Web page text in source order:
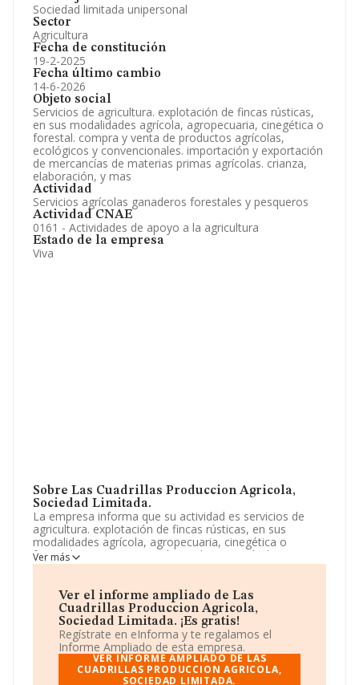
Sociedad limitada unipersonal
Sector
Agricultura
Fecha de constitución
19-2-2025
Fecha último cambio
14-6-2026
Objeto social
Servicios de agricultura. explotación de fincas rústicas,
en sus modalidades agrícola, agropecuaria, cinegética o
forestal. compra y venta de productos agrícolas,
ecológicos y convencionales. importación y exportación
de mercancías de materias primas agrícolas. crianza,
elaboración, y mas
Actividad
Servicios agrícolas ganaderos forestales y pesqueros
Actividad CNAE
0161 - Actividades de apoyo a la agricultura
Estado de la empresa
Viva
Sobre Las Cuadrillas Produccion Agricola,
Sociedad Limitada.
La empresa informa que su actividad es servicios de
agricultura. explotación de fincas rústicas, en sus
modalidades agrícola, agropecuaria, cinegética o
forestal. compra y venta de productos agrícolas,
ecológicos y convencionales. importación y exportación
elaboración, y mas. La sociedad está inscrita en el
Registro Mercantil como Sociedad Limitada. Clasifica su
actividad CNAE como 'Actividades de apoyo a la
agricultura', código 0161. No realiza actividad de
importación y/o exportación.
La compañíaLas Cuadrillas Produccion Agrícola,
Ver más
Ver el informe ampliado de Las
Cuadrillas Produccion Agricola,
Sociedad Limitada. ¡Es gratis!
Regístrate en eInforma y te regalamos el
Informe Ampliado de esta empresa.
VER INFORME AMPLIADO DE LAS
CUADRILLAS PRODUCCION AGRICOLA,
SOCIEDAD LIMITADA.